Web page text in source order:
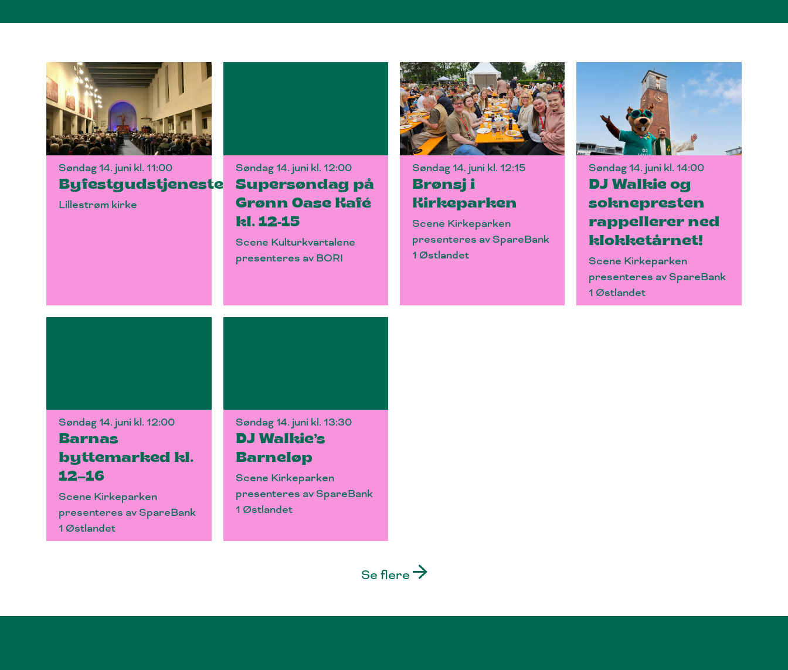
Søndag 14. juni kl. 11:00
Byfestgudstjeneste
Lillestrøm kirke
Søndag 14. juni kl. 12:00
Supersøndag på
Grønn Oase Kafé
kl. 12-15
Scene Kulturkvartalene
presenteres av BORI
Søndag 14. juni kl. 12:15
Brønsj i
Kirkeparken
Scene Kirkeparken
presenteres av SpareBank
1 Østlandet
Søndag 14. juni kl. 14:00
DJ Walkie og
soknepresten
rappellerer ned
klokketårnet!
Scene Kirkeparken
presenteres av SpareBank
1 Østlandet
Søndag 14. juni kl. 12:00
Barnas
byttemarked kl.
12–16
Scene Kirkeparken
presenteres av SpareBank
1 Østlandet
Søndag 14. juni kl. 13:30
DJ Walkie’s
Barneløp
Scene Kirkeparken
presenteres av SpareBank
1 Østlandet
Se flere